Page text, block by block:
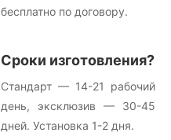
бесплатно по договору.
Сроки изготовления?
Стандарт — 14-21 рабочий
день, эксклюзив — 30-45
дней. Установка 1-2 дня.